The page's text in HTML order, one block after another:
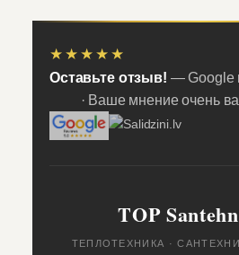
★★★★★
Оставьте отзыв! — Google
· Ваше мнение очень
TOP
ТЕПЛОТЕХНИКА ·